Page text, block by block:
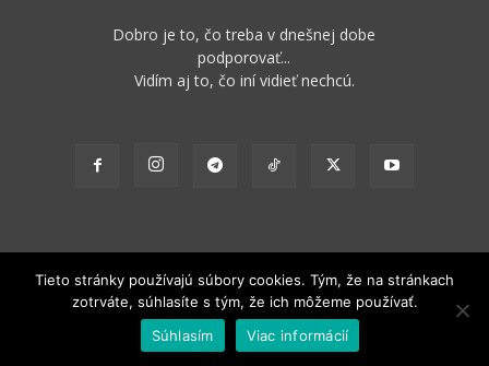
Dobro je to, čo treba v dnešnej dobe
podporovať...
Vidím aj to, čo iní vidieť nechcú.
2012 - 2022 Obsah stránok je možné s funkčným odkazom na pôvodný
zdroj ďalej nekomerčne šíriť.
Tieto stránky používajú súbory cookies. Tým, že na stránkach
zotrváte, súhlasíte s tým, že ich môžeme používať.
Súhlasím
Viac informácií